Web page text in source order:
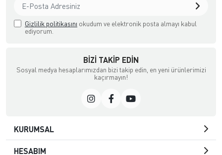
Gizlilik politikasını okudum ve elektronik posta almayı kabul
ediyorum.
BIZI TAKIP EDIN
Sosyal medya hesaplarımızdan bizi takip edin, en yeni ürünlerimizi
kaçırmayın!
KURUMSAL
HESABIM